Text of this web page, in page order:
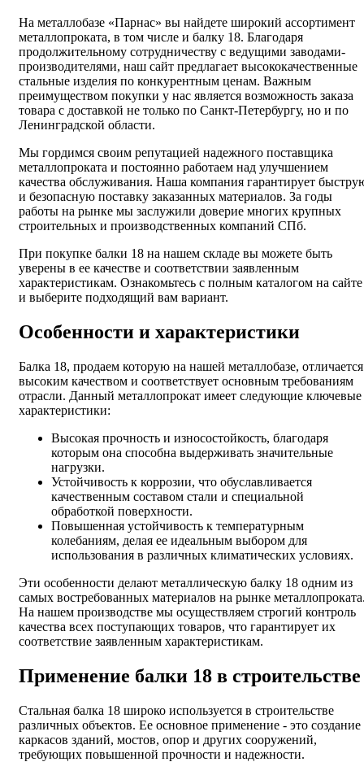
На металлобазе «Парнас» вы найдете широкий ассортимент
металлопроката, в том числе и балку 18. Благодаря
продолжительному сотрудничеству с ведущими заводами-
производителями, наш сайт предлагает высококачественные
стальные изделия по конкурентным ценам. Важным
преимуществом покупки у нас является возможность заказа
товара с доставкой не только по Санкт-Петербургу, но и по
Ленинградской области.
Мы гордимся своим репутацией надежного поставщика
металлопроката и постоянно работаем над улучшением
качества обслуживания. Наша компания гарантирует
и безопасную поставку заказанных материалов. За годы
работы на рынке мы заслужили доверие многих крупных
строительных и производственных компаний СПб.
При покупке балки 18 на нашем складе вы можете быть
уверены в ее качестве и соответствии заявленным
характеристикам. Ознакомьтесь с полным каталогом на сайте
и выберите подходящий вам вариант.
Особенности и характеристики
Балка 18, продаем которую на нашей металлобазе, отличается
высоким качеством и соответствует основным требованиям
отрасли. Данный металлопрокат имеет следующие ключевые
характеристики:
Высокая прочность и износостойкость, благодаря
которым она способна выдерживать значительные
нагрузки.
Устойчивость к коррозии, что обуславливается
качественным составом стали и специальной
обработкой поверхности.
Повышенная устойчивость к температурным
колебаниям, делая ее идеальным выбором для
использования в различных климатических условиях.
Эти особенности делают металлическую балку 18 одним из
самых востребованных материалов на рынке
На нашем производстве мы осуществляем строгий контроль
качества всех поступающих товаров, что гарантирует их
соответствие заявленным характеристикам.
Применение балки 18 в строительстве
Стальная балка 18 широко используется в строительстве
различных объектов. Ее основное применение - это создание
каркасов зданий, мостов, опор и других сооружений,
требующих повышенной прочности и надежности.